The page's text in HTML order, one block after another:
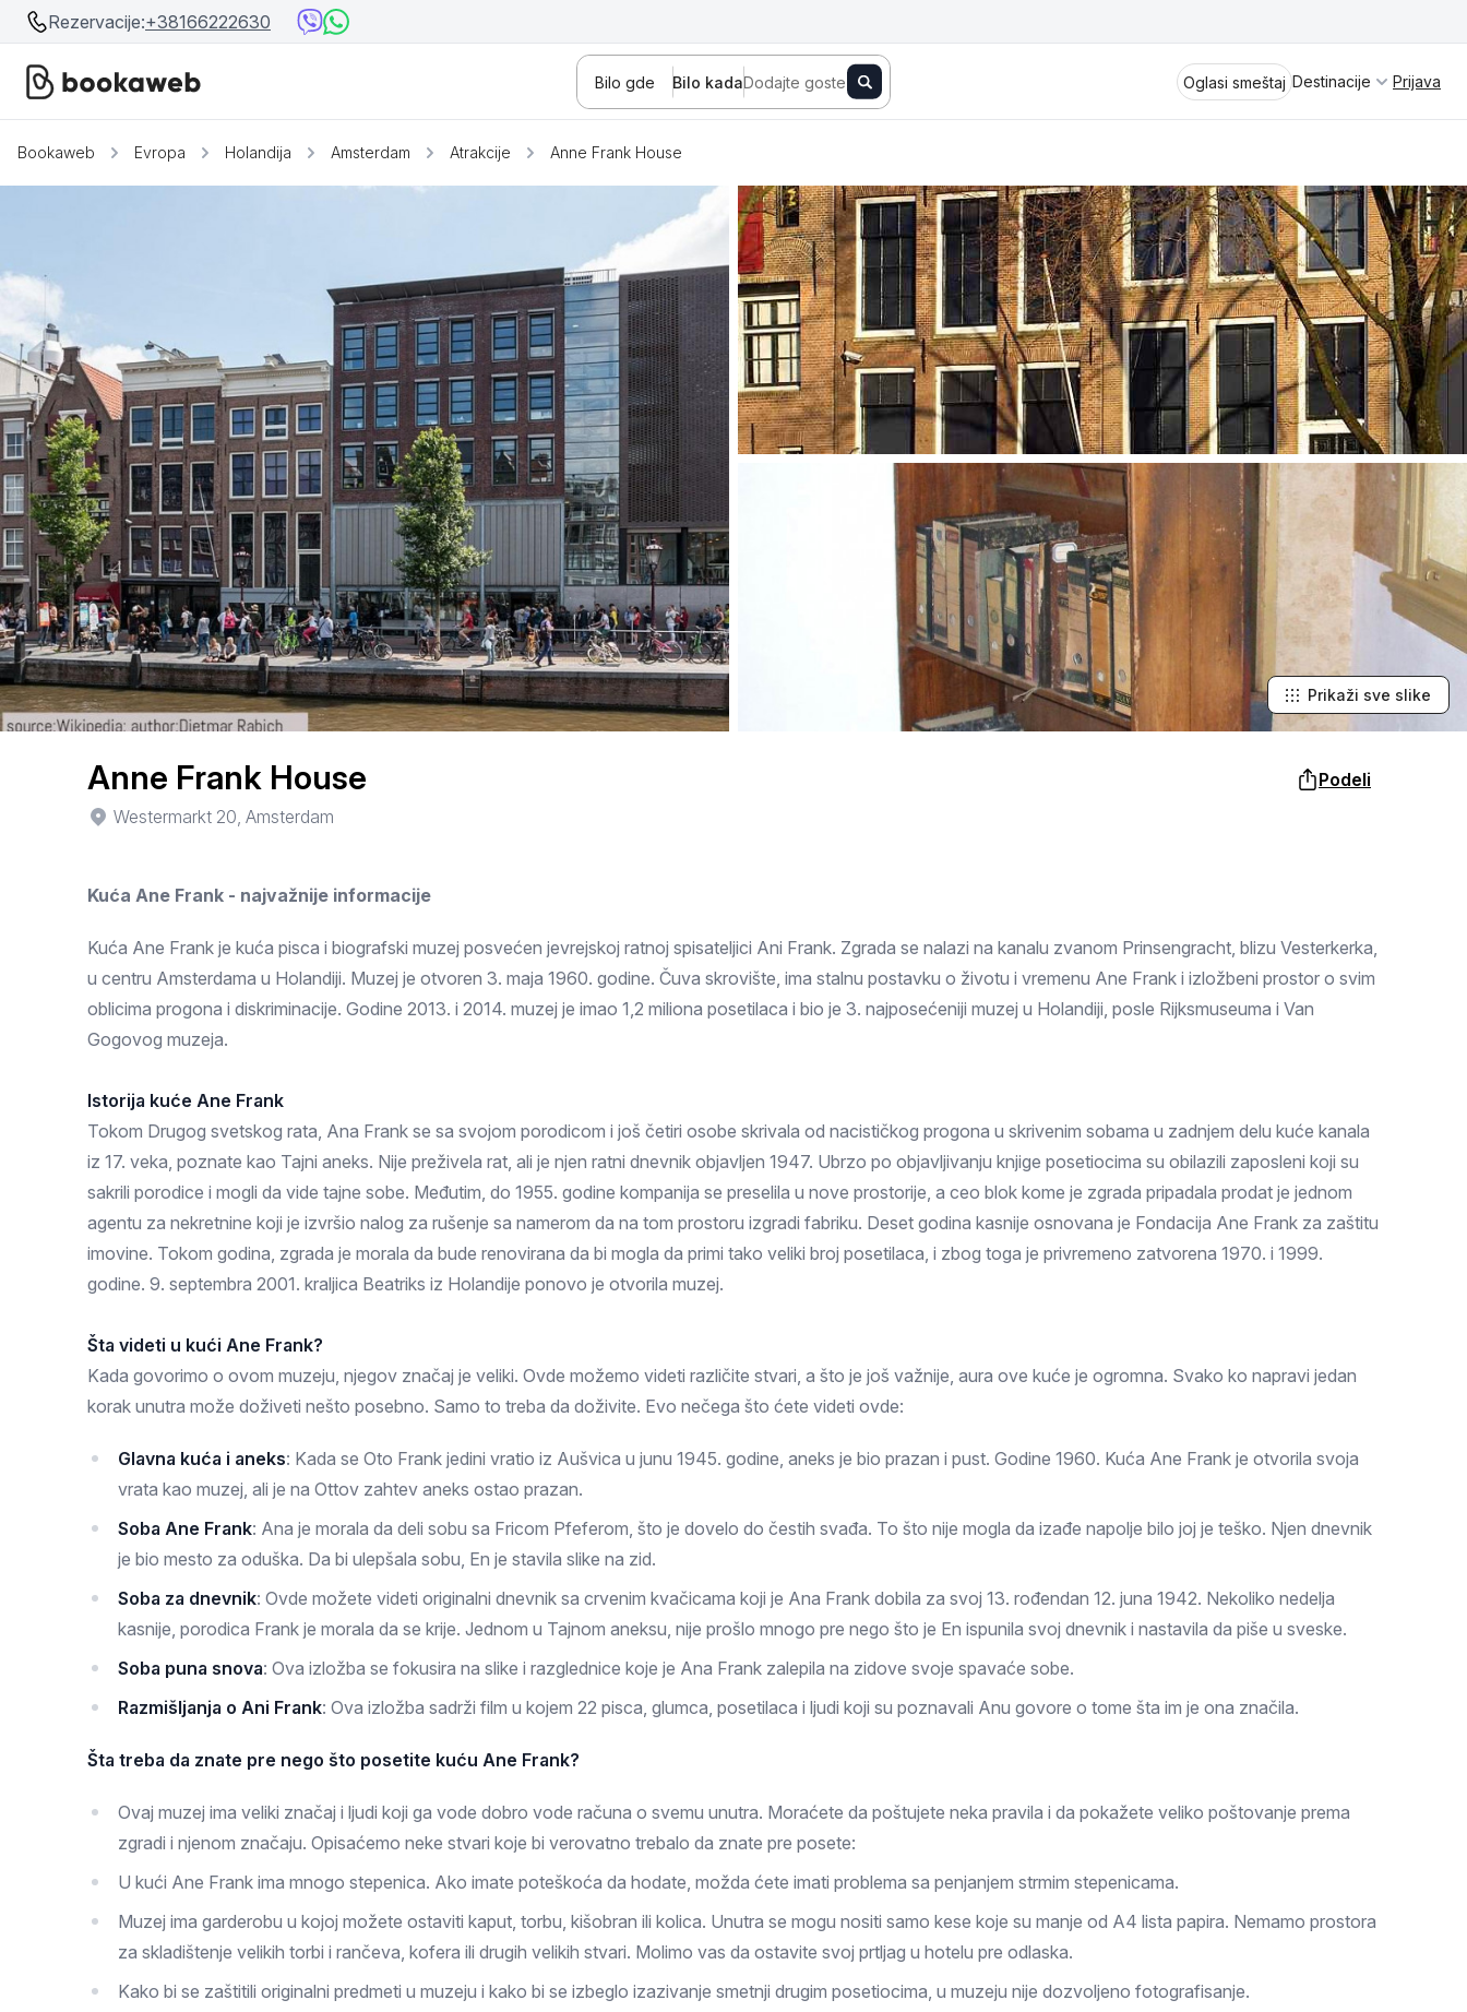
Rezervacije:+38166222630
Bilo gde Bilo kadaDodajte goste Oglasi smeštaj Destinacije
Srbija
Srbija
Kopaonik Divčibare
Niš Banja Koviljača Sokobanja Fruška gora Vrnjačka Banja
Srebrno jezero Tara Stara planina Banja Vrujci Perućac
Prolom Banja Kragujevac Ždrelo Golubac Kladovo
Užice Bajina Bašta Kraljevo Jagodina Aranđelovac
Smederevo Subotica Nova Varoš Šabac
Čačak Uvac Kruševac Loznica
Pančevo Novi Pazar Zrenjanin Sombor
Vranje Gornji Milanovac Raška Zaječar
Paraćin Bor Požarevac Vrbas
Kikinda Požega
Sremska
Majdanpek
Ruma
Sremski Karlovci Kosmaj Golija Bačka Topola Palić
Zlatar Prokuplje
Spremite se za virtuelno putovanje
kroz jednu od najlepših zemalja
Evrope i sveta. Uživaćete u prikazima
planinskih masiva poput Tare i Šar-
planine, ali i u ravničarskim predelima
prostrane Vojvodine. Istraživanje
tradicije i kulturnog dobra Srbije
otkriće vam pravu narav srpskog
naroda, a slike lokalnih i tradicionalnih
specijaliteta osetićete i na svojim
nepcima.
Prijava
Bookaweb Evropa Holandija Amsterdam Atrakcije Anne Frank House
Prikaži sve slike
Anne Frank House
Podeli
Westermarkt 20, Amsterdam
Kuća Ane Frank - najvažnije informacije
Kuća Ane Frank je kuća pisca i biografski muzej posvećen jevrejskoj ratnoj spisateljici Ani Frank. Zgrada se nalazi na kanalu zvanom Prinsengracht, blizu Vesterkerka,
u centru Amsterdama u Holandiji. Muzej je otvoren 3. maja 1960. godine. Čuva skrovište, ima stalnu postavku o životu i vremenu Ane Frank i izložbeni prostor o svim
oblicima progona i diskriminacije. Godine 2013. i 2014. muzej je imao 1,2 miliona posetilaca i bio je 3. najposećeniji muzej u Holandiji, posle Rijksmuseuma i Van
Gogovog muzeja.
Istorija kuće Ane Frank
Tokom Drugog svetskog rata, Ana Frank se sa svojom porodicom i još četiri osobe skrivala od nacističkog progona u skrivenim sobama u zadnjem delu kuće kanala
iz 17. veka, poznate kao Tajni aneks. Nije preživela rat, ali je njen ratni dnevnik objavljen 1947. Ubrzo po objavljivanju knjige posetiocima su obilazili zaposleni koji su
sakrili porodice i mogli da vide tajne sobe. Međutim, do 1955. godine kompanija se preselila u nove prostorije, a ceo blok kome je zgrada pripadala prodat je jednom
agentu za nekretnine koji je izvršio nalog za rušenje sa namerom da na tom prostoru izgradi fabriku. Deset godina kasnije osnovana je Fondacija Ane Frank za zaštitu
imovine. Tokom godina, zgrada je morala da bude renovirana da bi mogla da primi tako veliki broj posetilaca, i zbog toga je privremeno zatvorena 1970. i 1999.
godine. 9. septembra 2001. kraljica Beatriks iz Holandije ponovo je otvorila muzej.
Šta videti u kući Ane Frank?
Kada govorimo o ovom muzeju, njegov značaj je veliki. Ovde možemo videti različite stvari, a što je još važnije, aura ove kuće je ogromna. Svako ko napravi jedan
korak unutra može doživeti nešto posebno. Samo to treba da doživite. Evo nečega što ćete videti ovde:
Glavna kuća i aneks: Kada se Oto Frank jedini vratio iz Aušvica u junu 1945. godine, aneks je bio prazan i pust. Godine 1960. Kuća Ane Frank je otvorila svoja
vrata kao muzej, ali je na Ottov zahtev aneks ostao prazan.
Soba Ane Frank: Ana je morala da deli sobu sa Fricom Pfeferom, što je dovelo do čestih svađa. To što nije mogla da izađe napolje bilo joj je teško. Njen dnevnik
je bio mesto za oduška. Da bi ulepšala sobu, En je stavila slike na zid.
Soba za dnevnik: Ovde možete videti originalni dnevnik sa crvenim kvačicama koji je Ana Frank dobila za svoj 13. rođendan 12. juna 1942. Nekoliko nedelja
kasnije, porodica Frank je morala da se krije. Jednom u Tajnom aneksu, nije prošlo mnogo pre nego što je En ispunila svoj dnevnik i nastavila da piše u sveske.
Soba puna snova: Ova izložba se fokusira na slike i razglednice koje je Ana Frank zalepila na zidove svoje spavaće sobe.
Razmišljanja o Ani Frank: Ova izložba sadrži film u kojem 22 pisca, glumca, posetilaca i ljudi koji su poznavali Anu govore o tome šta im je ona značila.
Šta treba da znate pre nego što posetite kuću Ane Frank?
Ovaj muzej ima veliki značaj i ljudi koji ga vode dobro vode računa o svemu unutra. Moraćete da poštujete neka pravila i da pokažete veliko poštovanje prema
zgradi i njenom značaju. Opisaćemo neke stvari koje bi verovatno trebalo da znate pre posete:
U kući Ane Frank ima mnogo stepenica. Ako imate poteškoća da hodate, možda ćete imati problema sa penjanjem strmim stepenicama.
Muzej ima garderobu u kojoj možete ostaviti kaput, torbu, kišobran ili kolica. Unutra se mogu nositi samo kese koje su manje od A4 lista papira. Nemamo prostora
za skladištenje velikih torbi i rančeva, kofera ili drugih velikih stvari. Molimo vas da ostavite svoj prtljag u hotelu pre odlaska.
Kako bi se zaštitili originalni predmeti u muzeju i kako bi se izbeglo izazivanje smetnji drugim posetiocima, u muzeju nije dozvoljeno fotografisanje.